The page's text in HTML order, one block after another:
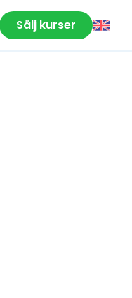
Sälj kurser